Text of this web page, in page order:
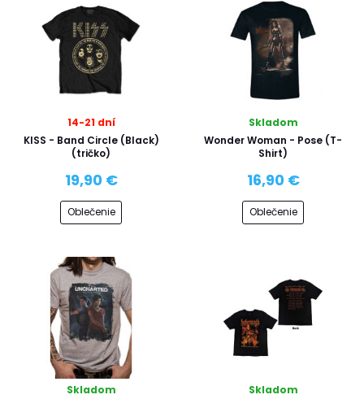
14-21 dní
KISS - Band Circle (Black)
(tričko)
19,90 €
Oblečenie
Skladom
Wonder Woman - Pose (T-
Shirt)
16,90 €
Oblečenie
Skladom
Skladom